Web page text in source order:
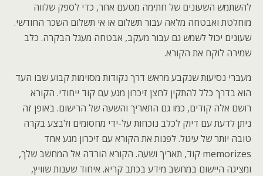
להשתמש השעונים של חתימה מטעם אחר, כדי לספק שלווה
מוחלטת ואבטחה מלאה עבור תשלום או אי תשלום השכר החודשי.
שעונים יכול לשמש גם עבור מעקב, אבטחה מעגל הבקרה. כלב
שמירה לוקח את הקורא.
מעברי נסיעות שנקבע מראש דרך נקודות מסוימות קבוע שבו העד
הוא בדרך כלל להתקין לחצן זיכרון מגע עם קוד ייחודי. הקורא
רושם אלה קודים, כמו גם התאריך והשעה של הרישום. באופן זה
ניתן לדעת עם דיוק לכלב נוכחות על-ידי מחסומים ולבצע בקרה
טובה יותר של עיגול. לפנות את הקורא עם זיכרון מגע אחד
memorizes קוד, תאריך ושעה. הקורא הורדה אל המחשב שלך,
ומציגה היישום במחשב מידע בכתב קריא. איחוד שענות שוויץ,